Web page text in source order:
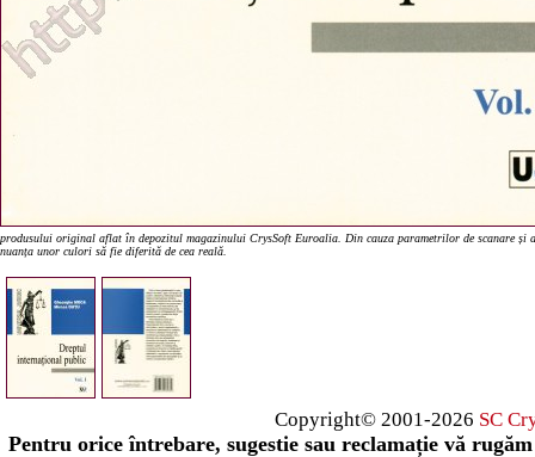
produsului original aflat în depozitul magazinului CrysSoft Euroalia. Din cauza parametrilor de scanare
nuanța unor culori să fie diferită de cea reală.
Copyright© 2001-2026 SC
Pentru orice întrebare, sugestie sau reclamație vă